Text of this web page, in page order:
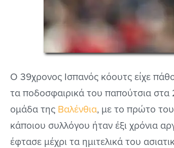
Ο 39χρονος Ισπανός κόουτς είχε
τα ποδοσφαιρικά του παπούτσια
ομάδα της Βαλένθια, με το πρώτο του
κάποιου συλλόγου ήταν έξι χρόνια
έφτασε μέχρι τα ημιτελικά του